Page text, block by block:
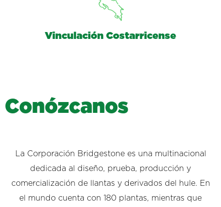
Vinculación Costarricense
Conózcanos
La Corporación Bridgestone es una multinacional
dedicada al diseño, prueba, producción y
comercialización de llantas y derivados del hule. En
el mundo cuenta con 180 plantas, mientras que